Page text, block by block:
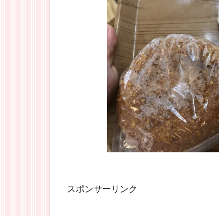
スポンサーリンク